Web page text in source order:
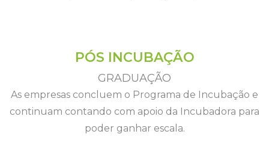
PÓS INCUBAÇÃO
GRADUAÇÃO
As empresas concluem o Programa de Incubação e
continuam contando com apoio da Incubadora para
poder ganhar escala.